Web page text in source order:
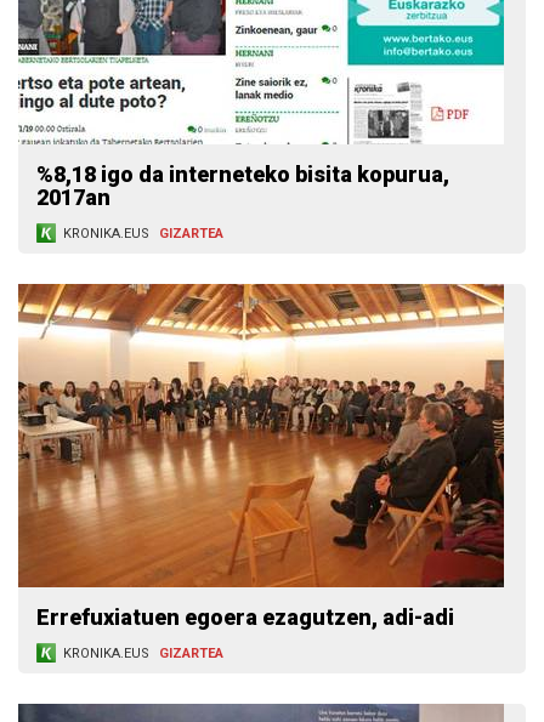
%8,18 igo da interneteko bisita kopurua,
2017an
KRONIKA.EUS GIZARTEA
Errefuxiatuen egoera ezagutzen, adi-adi
KRONIKA.EUS GIZARTEA